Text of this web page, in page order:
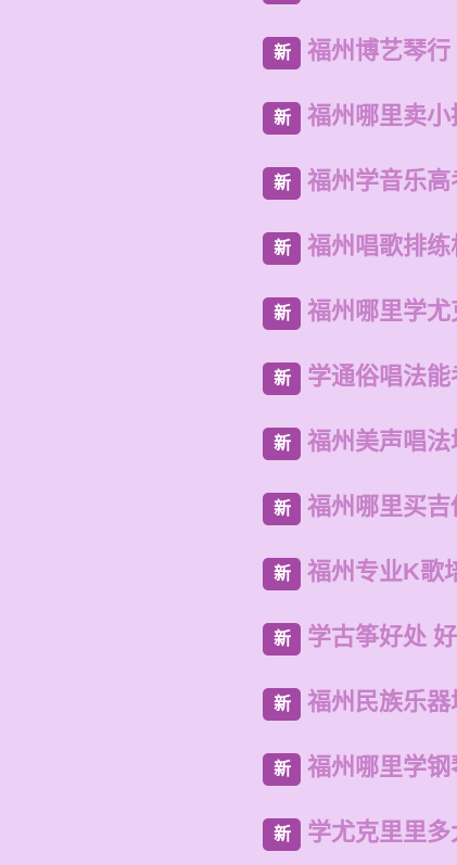
新 福州博艺琴行
新 福州哪里卖
新 福州学音乐
新 福州唱歌排
新 福州哪里学
新 学通俗唱法
新 福州美声唱
新 福州哪里买
新 福州专业K歌
新 学古筝好处
新 福州民族乐
新 福州哪里学
新 学尤克里里